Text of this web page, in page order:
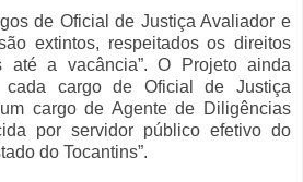
de Oficial de Justiça Avaliador e
extintos, respeitados os direitos
até a vacância”. O Projeto ainda
cada cargo de Oficial de Justiça
cargo de Agente de Diligências
por servidor público efetivo do
do Tocantins”.